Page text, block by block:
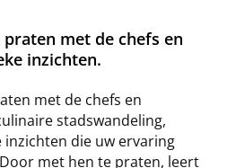
met de chefs en
inzichten.
met de chefs en
stadswandeling,
die uw ervaring
met hen te praten, leert